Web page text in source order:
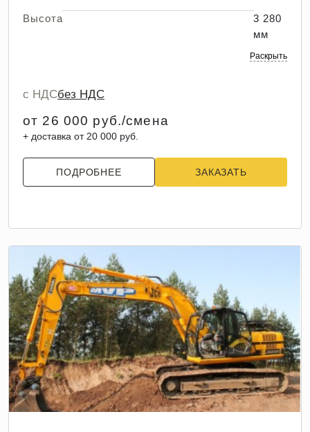
Высота
3 280
мм
Раскрыть
с НДСбез НДС
от 26 000 руб./смена
+ доставка от 20 000 руб.
ПОДРОБНЕЕ ЗАКАЗАТЬ